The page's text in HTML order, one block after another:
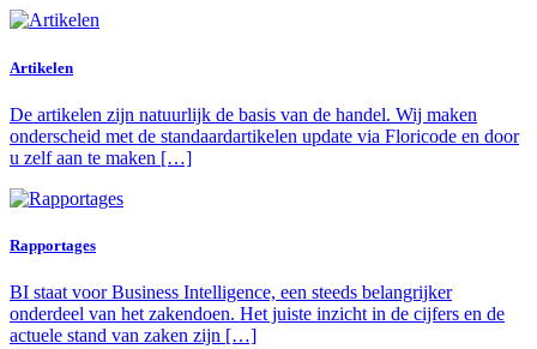
Artikelen
De artikelen zijn natuurlijk de basis van de handel. Wij maken
onderscheid met de standaardartikelen update via Floricode en door
u zelf aan te maken […]
Rapportages
BI staat voor Business Intelligence, een steeds belangrijker
onderdeel van het zakendoen. Het juiste inzicht in de cijfers en de
actuele stand van zaken zijn […]